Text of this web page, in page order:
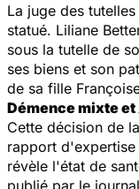
La juge des
statué. Liliane
sous la tutelle de
ses biens et son
de sa fille
Démence mixte
Cette décision de
rapport d'expertise
révèle l'état de
publié par le journal